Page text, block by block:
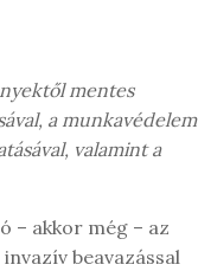
mentes
a munkavédelem
valamint a
– akkor még – az
beavazással